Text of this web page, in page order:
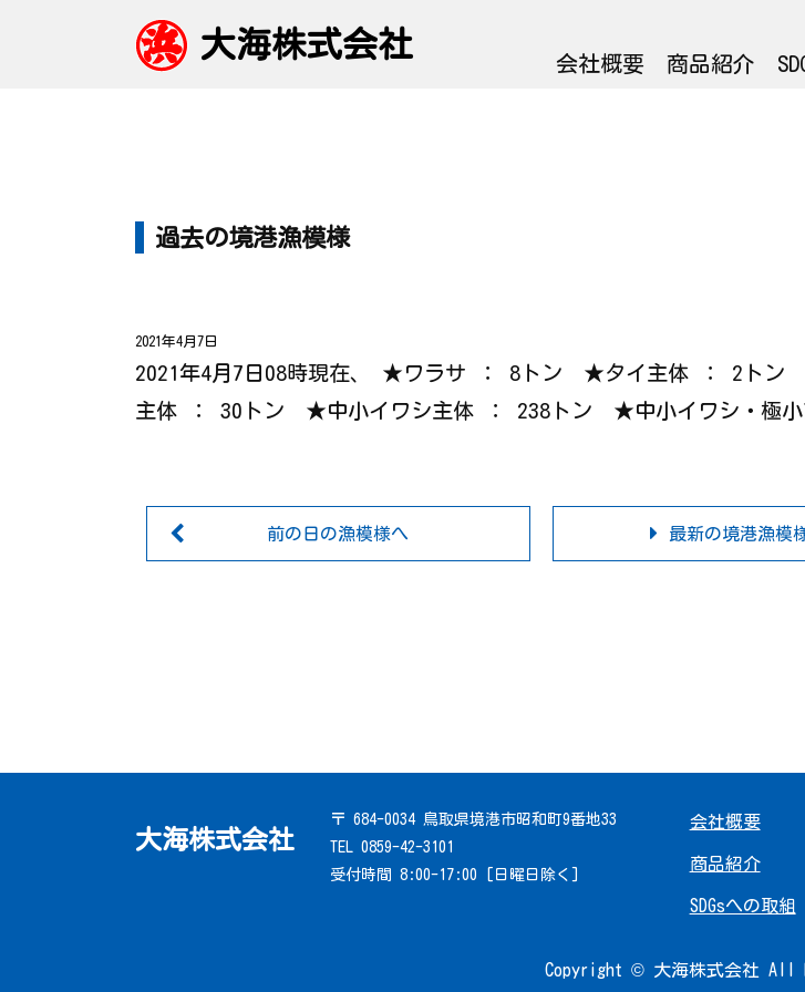
大海株式会社
会社概要 商品紹介
過去の境港漁模様
2021年4月7日
2021年4月7日08時現在、 ★ワラサ ： 8トン ★タイ主体 ： 2ト
主体 ： 30トン ★中小イワシ主体 ： 238トン ★中小イワシ・極
前の日の漁模様へ 最新の境港漁模
大海株式会社
〒 684-0034 鳥取県境港市昭和町9番地33
TEL 0859-42-3101
受付時間 8:00-17:00 [日曜日除く]
会社概要
商品紹介
SDGsへの取組
Copyright © 大海株式会社 All